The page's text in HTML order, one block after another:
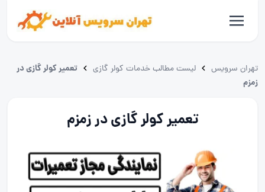
تهران سرویس لیست مطالب خدمات کولر گازی
تعمیر کولر گازی در
زمزم
تعمیر کولر گازی در زمزم